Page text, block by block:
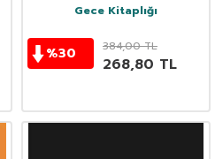
Gece Kitaplığı
%30 384,00TL
268,80 TL